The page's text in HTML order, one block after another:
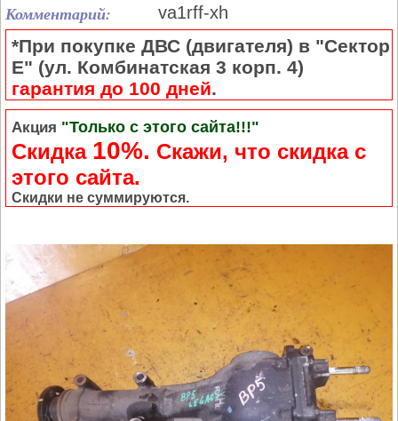
Комментарий: va1rff-xh
*При покупке ДВС (двигателя) в "Сектор
Е" (ул. Комбинатская 3 корп. 4)
гарантия до 100 дней.
Акция "Только с этого сайта!!!"
Скидка 10%. Cкажи, что скидка с
этого сайта.
Скидки не суммируются.